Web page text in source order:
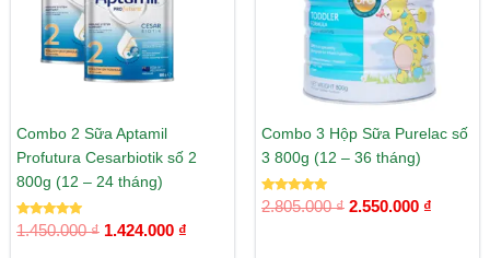
Combo 2 Sữa Aptamil
Profutura Cesarbiotik số 2
800g (12 – 24 tháng)
Được xếp
hạng
1.450.000₫ 1.424.000 ₫
Combo 3 Hộp Sữa Purelac số
3 800g (12 – 36 tháng)
Được xếp
hạng
2.805.000₫ 2.550.000 ₫